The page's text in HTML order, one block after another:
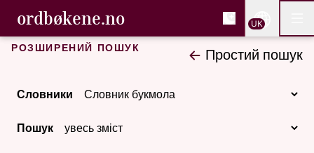
Перейти до основного вмісту
Доступність
ordbøkene.no, Cловник букмола та
Cловник букмола та Словник нюношка
UK
Розширений пошук Простий пошук
Словники
Пошук